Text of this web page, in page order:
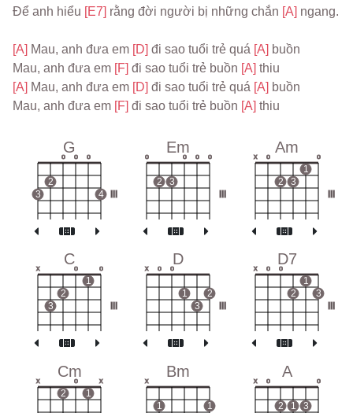
Để anh hiểu [E7] rằng đời người bị những chắn [A] ngang.
[A] Mau, anh đưa em [D] đi sao tuổi trẻ quá [A] buồn
Mau, anh đưa em [F] đi sao tuổi trẻ buồn [A] thiu
[A] Mau, anh đưa em [D] đi sao tuổi trẻ quá [A] buồn
Mau, anh đưa em [F] đi sao tuổi trẻ buồn [A] thiu
G
3
2
o o o
4
Em
o
2 3
o o o
Am
x o
2 3
1
o
C
x
3
2
o
1
o
D
x o o
1
3
2
D7
x o o
2
1
3
Cm
x
2
o
1
x
Bm
x
1 1
A
x o
2 1 3
o